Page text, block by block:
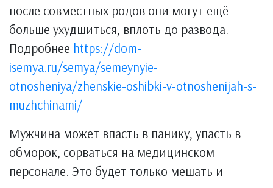
после совместных родов они могут ещё
больше ухудшиться, вплоть до развода.
Подробнее https://dom-
isemya.ru/semya/semeynyie-
otnosheniya/zhenskie-oshibki-v-otnoshenijah-s-
muzhchinami/
Мужчина может впасть в панику, упасть в
обморок, сорваться на медицинском
персонале. Это будет только мешать и